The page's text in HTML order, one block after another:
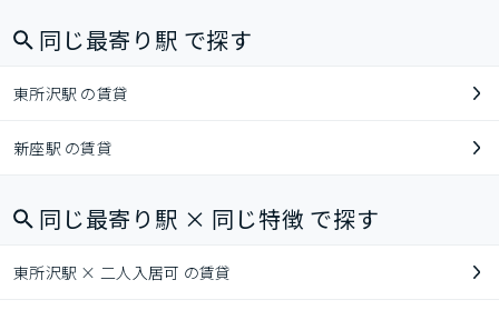
同じ最寄り駅 で探す
東所沢駅 の賃貸
新座駅 の賃貸
同じ最寄り駅 × 同じ特徴 で探す
東所沢駅 × 二人入居可 の賃貸